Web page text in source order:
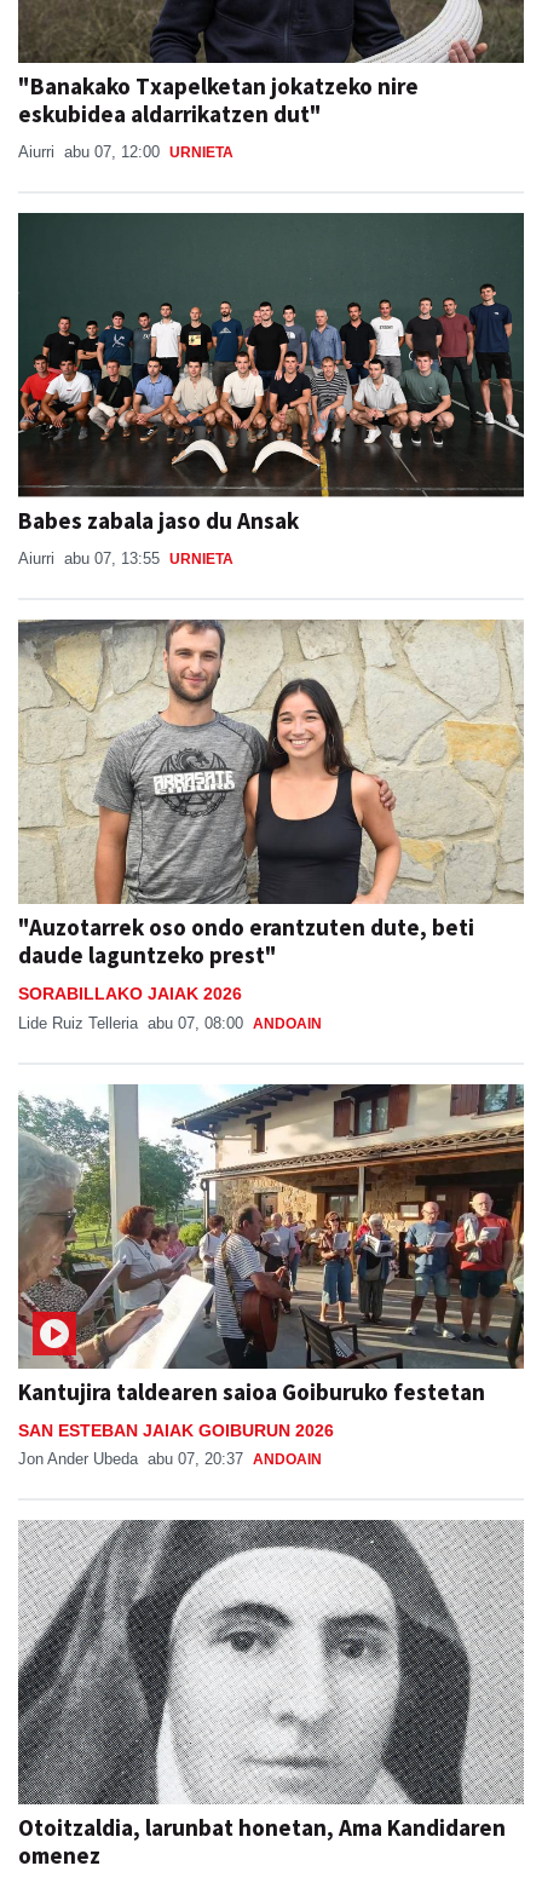
"Banakako Txapelketan jokatzeko nire
eskubidea aldarrikatzen dut"
Aiurri abu 07, 12:00 URNIETA
Babes zabala jaso du Ansak
Aiurri abu 07, 13:55 URNIETA
"Auzotarrek oso ondo erantzuten dute, beti
daude laguntzeko prest"
SORABILLAKO JAIAK 2026
Lide Ruiz Telleria abu 07, 08:00 ANDOAIN
Kantujira taldearen saioa Goiburuko festetan
SAN ESTEBAN JAIAK GOIBURUN 2026
Jon Ander Ubeda abu 07, 20:37 ANDOAIN
Otoitzaldia, larunbat honetan, Ama Kandidaren
omenez